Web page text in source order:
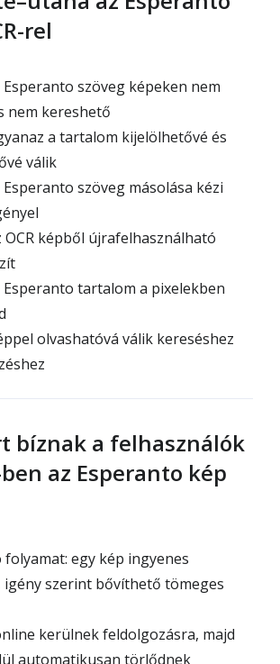
rel
Esperanto szöveg képeken nem
nem kereshető
a tartalom kijelölhetővé és
válik
Esperanto szöveg másolása kézi
OCR képből újrafelhasználható
Esperanto tartalom a pixelekben
olvashatóvá válik kereséshez
bíznak a felhasználók
ben az Esperanto kép
egy kép ingyenes
igény szerint bővíthető tömeges
kerülnek feldolgozásra, majd
automatikusan törlődnek